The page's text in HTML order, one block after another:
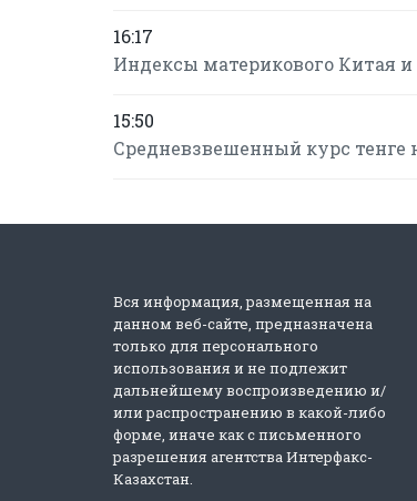
16:17
Индексы материкового Китая
15:50
Средневзвешенный курс тенге
Вся информация, размещенная на
данном веб-сайте, предназначена
только для персонального
использования и не подлежит
дальнейшему воспроизведению и/
или распространению в какой-либо
форме, иначе как с письменного
разрешения агентства Интерфакс-
Казахстан.